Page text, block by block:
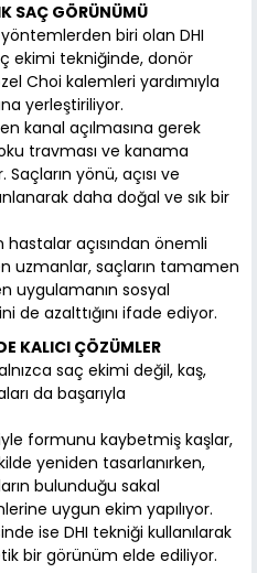
SAÇ GÖRÜNÜMÜ
biri olan DHI
ekimi tekniğinde, donör
Choi kalemleri yardımıyla
yerleştiriliyor.
kanal açılmasına gerek
travması ve kanama
yönü, açısı ve
daha doğal ve sık bir
hastalar açısından önemli
uzmanlar, saçların tamamen
uygulamanın sosyal
de azalttığını ifade ediyor.
KALICI ÇÖZÜMLER
saç ekimi değil, kaş,
da başarıyla
formunu kaybetmiş kaşlar,
yeniden tasarlanırken,
bulunduğu sakal
uygun ekim yapılıyor.
ise DHI tekniği kullanılarak
bir görünüm elde ediliyor.